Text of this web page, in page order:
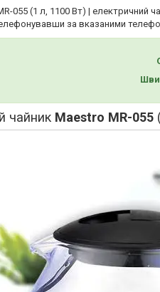
055 (1 л, 1100 Вт) | електричний
за вказаними
чайник Maestro MR-055